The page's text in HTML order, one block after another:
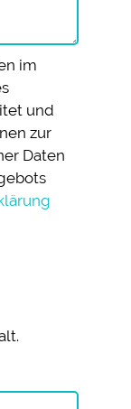
im
und
zur
Daten